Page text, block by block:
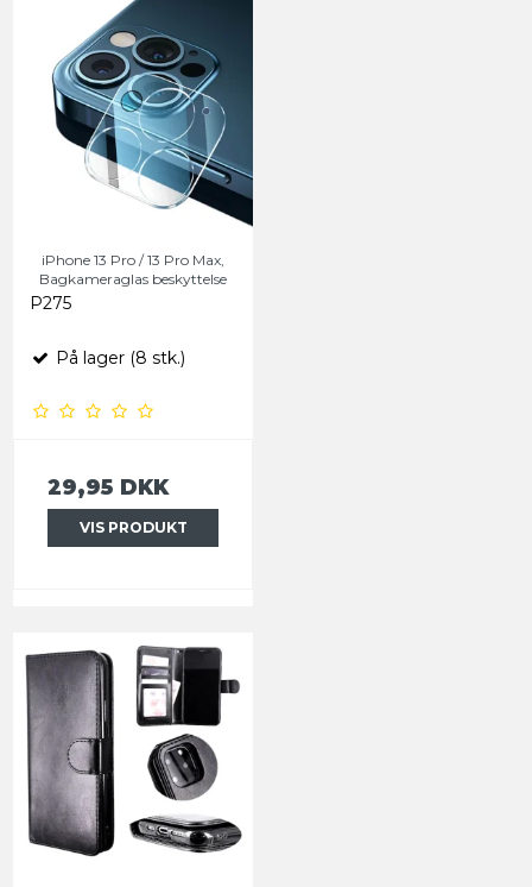
iPhone 13 Pro / 13 Pro Max,
Bagkameraglas beskyttelse
P275
På lager (8 stk.)
29,95 DKK
VIS PRODUKT